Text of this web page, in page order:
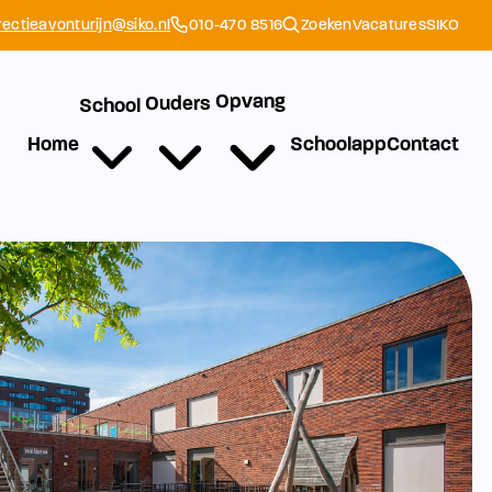
010-470 8516 ZoekenVacaturesSIKO
Home
School Ouders Opvang
SchoolappContact